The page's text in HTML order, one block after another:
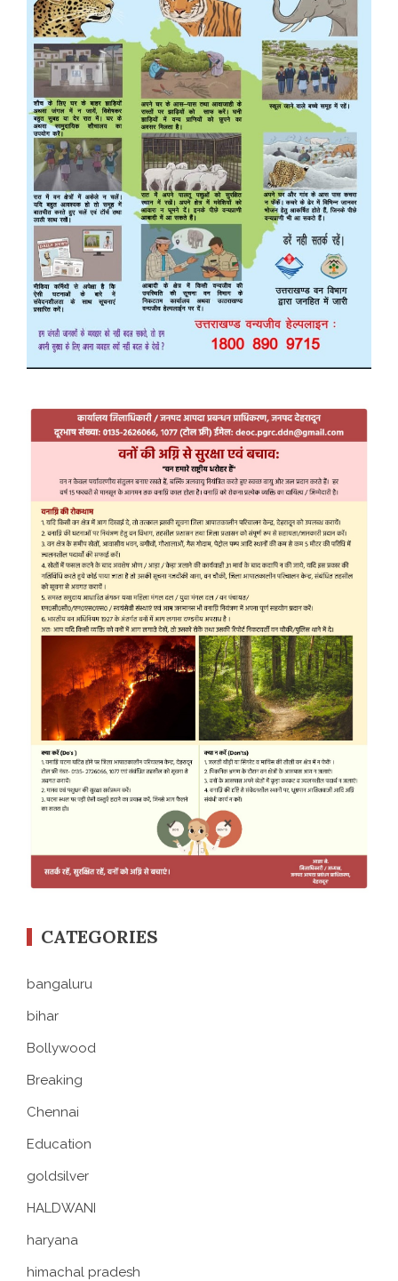
CATEGORIES
bangaluru
bihar
Bollywood
Breaking
Chennai
Education
goldsilver
HALDWANI
haryana
himachal pradesh